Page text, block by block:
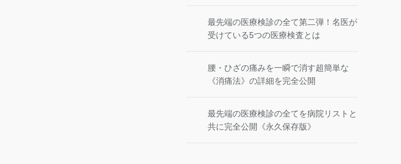
最先端の医療検診の全て第二弾！名医が
受けている5つの医療検査とは
腰・ひざの痛みを一瞬で消す超簡単な
《消痛法》の詳細を完全公開
最先端の医療検診の全てを病院リストと
共に完全公開《永久保存版》